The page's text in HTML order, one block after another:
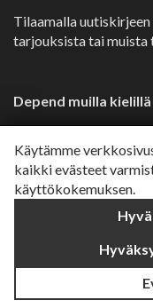
Käytämme
kaikki evästeet
käyttökokemuksen.
Tilaamalla
tarjouksista tai muista
Depend muilla kielillä
Dansk»
Norsk»